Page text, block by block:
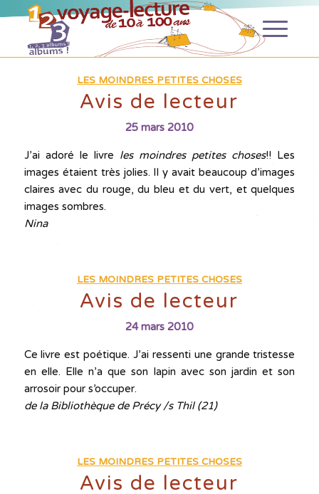
LES MOINDRES PETITES CHOSES
Avis de lecteur
25 mars 2010
J’ai adoré le livre les moindres petites choses!! Les
images étaient très jolies. Il y avait beaucoup d’images
claires avec du rouge, du bleu et du vert, et quelques
images sombres.
Nina
LES MOINDRES PETITES CHOSES
Avis de lecteur
24 mars 2010
Ce livre est poétique. J’ai ressenti une grande tristesse
en elle. Elle n’a que son lapin avec son jardin et son
arrosoir pour s’occuper.
de la Bibliothèque de Précy /s Thil (21)
LES MOINDRES PETITES CHOSES
Avis de lecteur